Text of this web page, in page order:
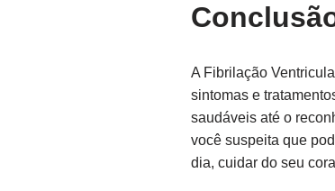
A Fibrilação
sintomas e
saudáveis até o
você suspeita que
dia, cuidar do seu